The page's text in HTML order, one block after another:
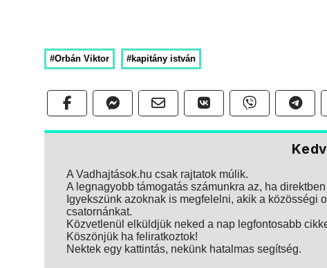
#Orbán Viktor #kapitány istván
A Vadhajtások.hu csak rajtatok múlik.
A legnagyobb támogatás számunkra az, ha
Igyekszünk azoknak is megfelelni, akik a közösségi
csatornánkat.
Közvetlenül elküldjük neked a nap legfontosabb
Köszönjük ha feliratkoztok!
Nektek egy kattintás, nekünk hatalmas segítség.